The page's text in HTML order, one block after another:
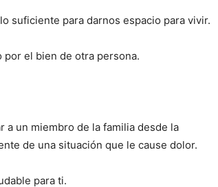
suficiente para darnos espacio para vivir.
el bien de otra persona.
a un miembro de la familia desde la
de una situación que le cause dolor.
para ti.